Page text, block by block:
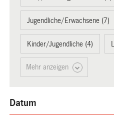
Jugendliche/Erwachsene (7)
Kinder/Jugendliche (4)
Mehr anzeigen
Datum